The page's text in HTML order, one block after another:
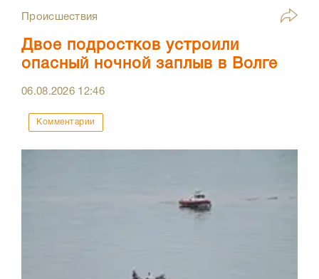
Происшествия
Двое подростков устроили
опасный ночной заплыв в Волге
06.08.2026 12:46
Комментарии